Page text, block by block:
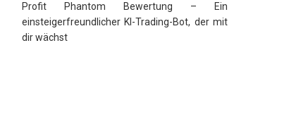
Profit Phantom Bewertung – Ein
einsteigerfreundlicher KI-Trading-Bot, der mit
dir wächst